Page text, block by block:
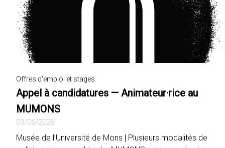
Offres d'emploi et stages
Appel à candidatures — Animateur·rice au
MUMONS
03/06/2026
Musée de l’Université de Mons | Plusieurs modalités de